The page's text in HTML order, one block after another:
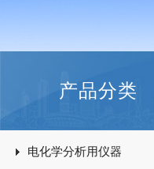
产品分类
电化学分析用仪器